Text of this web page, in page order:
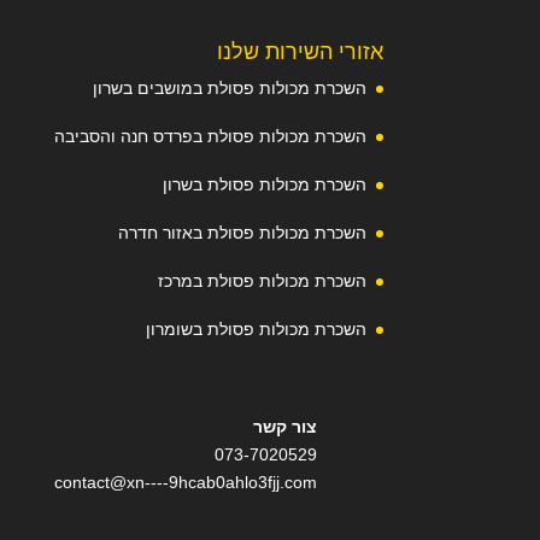
אזורי השירות שלנו
השכרת מכולות פסולת במושבים בשרון
השכרת מכולות פסולת בפרדס חנה והסביבה
השכרת מכולות פסולת בשרון
השכרת מכולות פסולת באזור חדרה
השכרת מכולות פסולת במרכז
השכרת מכולות פסולת בשומרון
צור קשר
073-7020529
contact@xn----9hcab0ahlo3fjj.com